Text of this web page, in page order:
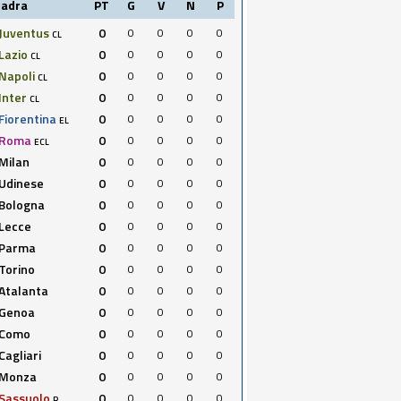
PT G V N P
Juventus CL 0 0 0 0
0
Lazio CL 0 0 0 0
0
Napoli CL 0 0 0 0
0
Inter CL 0 0 0 0
0
Fiorentina EL 0 0 0 0
0
Roma ECL 0 0 0 0
0
Milan 0 0 0 0
0
Udinese 0 0 0 0
0
Bologna 0 0 0 0
0
Lecce 0 0 0 0
0
Parma 0 0 0 0
0
Torino 0 0 0 0
0
0 0 0 0
0
Genoa 0 0 0 0
0
Como 0 0 0 0
0
Cagliari 0 0 0 0
0
Monza 0 0 0 0
0